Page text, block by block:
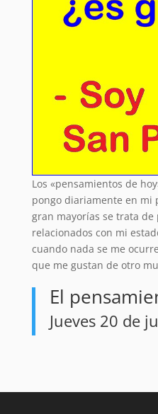
Los «pensamientos de
pongo diariamente en mi
gran mayorías se trata de
relacionados con mi
cuando nada se me
que me gustan de otro
El
Jueves 20 de